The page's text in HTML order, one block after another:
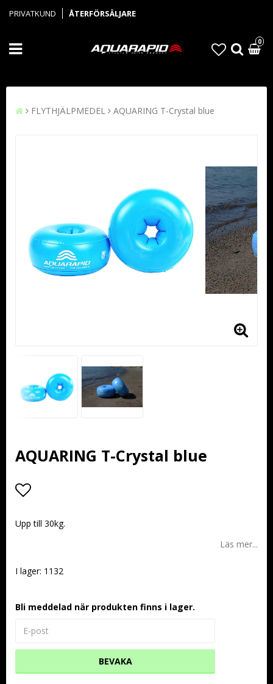
PRIVATKUND ÅTERFÖRSÄLJARE
0
FLYTHJÄLPMEDEL AQUARING T-Crystal blue
AQUARING T-Crystal blue
Upp till 30kg.
Läs mer...
I lager: 1132
Bli meddelad när produkten finns i lager.
BEVAKA